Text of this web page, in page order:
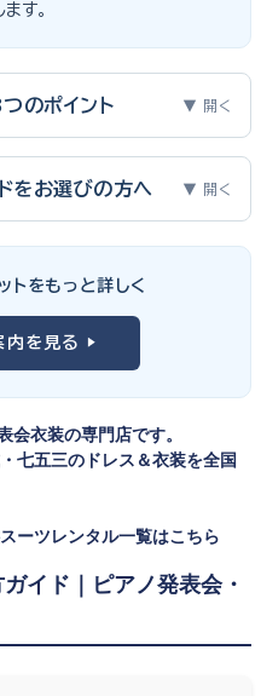
す。
のポイント ▼ 開く
ンクールの舞台は、お子様にと
の経験から、衣装選びで大切
ぶ
子様の体にきちんと合ったサ
を買って長く着せたい」という
なら、その時のジャストサイ
ト。胸囲・身丈の正しい測り
インを選ぶ
らは意外と色味が飛んで見え
るジュエルカラーはホールの照
をお選びの方へ ▼ 開く
タイルは合唱・アンサンブル向
めです。詳しくは
トをもっと詳しく
内を見る ▶
衣装の専門店です。
七五三のドレス＆衣装を全国
ーツレンタル一覧はこちら
イド｜ピアノ発表会・